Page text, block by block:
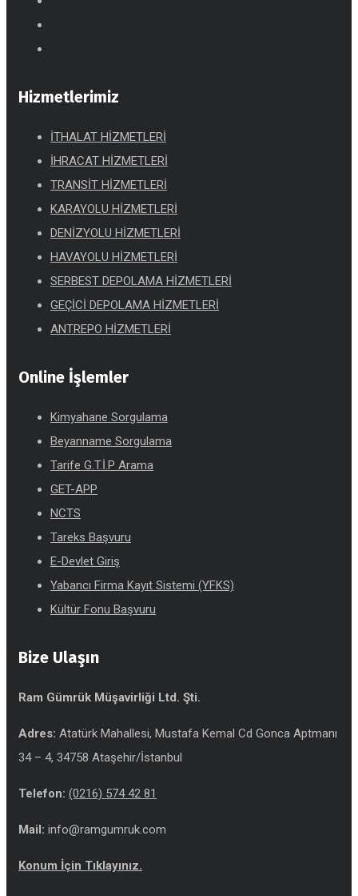
Hizmetlerimiz
İTHALAT HİZMETLERİ
İHRACAT HİZMETLERİ
TRANSİT HİZMETLERİ
KARAYOLU HİZMETLERİ
DENİZYOLU HİZMETLERİ
HAVAYOLU HİZMETLERİ
SERBEST DEPOLAMA HİZMETLERİ
GEÇİCİ DEPOLAMA HİZMETLERİ
ANTREPO HİZMETLERİ
Online İşlemler
Kimyahane Sorgulama
Beyanname Sorgulama
Tarife G.T.İ.P Arama
GET-APP
NCTS
Tareks Başvuru
E-Devlet Giriş
Yabancı Firma Kayıt Sistemi (YFKS)
Kültür Fonu Başvuru
Bize Ulaşın
Ram Gümrük Müşavirliği Ltd. Şti.
Adres: Atatürk Mahallesi, Mustafa Kemal Cd Gonca Aptmanı
34 – 4, 34758 Ataşehir/İstanbul
Telefon: (0216) 574 42 81
Mail: info@ramgumruk.com
Konum İçin Tıklayınız.